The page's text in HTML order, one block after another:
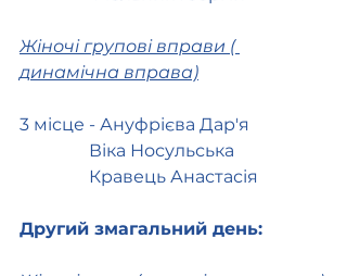
Жіночі групові вправи (
динамічна вправа)
3 місце - Ануфрієва Дар'я
                Віка Носульська
                Кравець Анастасія
Другий змагальний день: